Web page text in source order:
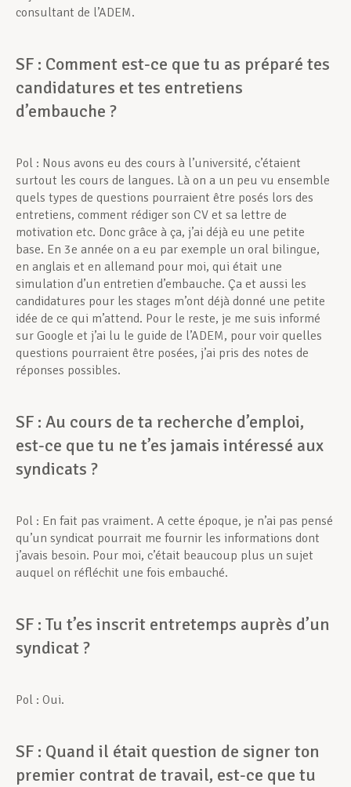
consultant de l’ADEM.
SF : Comment est-ce que tu as préparé tes
candidatures et tes entretiens
d’embauche ?
Pol : Nous avons eu des cours à l’université, c’étaient
surtout les cours de langues. Là on a un peu vu ensemble
quels types de questions pourraient être posés lors des
entretiens, comment rédiger son CV et sa lettre de
motivation etc. Donc grâce à ça, j’ai déjà eu une petite
base. En 3e année on a eu par exemple un oral bilingue,
en anglais et en allemand pour moi, qui était une
simulation d’un entretien d’embauche. Ça et aussi les
candidatures pour les stages m’ont déjà donné une petite
idée de ce qui m’attend. Pour le reste, je me suis informé
sur Google et j’ai lu le guide de l’ADEM, pour voir quelles
questions pourraient être posées, j’ai pris des notes de
réponses possibles.
SF : Au cours de ta recherche d’emploi,
est-ce que tu ne t’es jamais intéressé aux
syndicats ?
Pol : En fait pas vraiment. A cette époque, je n’ai pas pensé
qu’un syndicat pourrait me fournir les informations dont
j’avais besoin. Pour moi, c’était beaucoup plus un sujet
auquel on réfléchit une fois embauché.
SF : Tu t’es inscrit entretemps auprès d’un
syndicat ?
Pol : Oui.
SF : Quand il était question de signer ton
premier contrat de travail, est-ce que tu